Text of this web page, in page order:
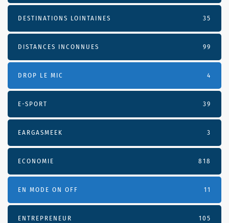
DESTINATIONS LOINTAINES 35
DISTANCES INCONNUES 99
DROP LE MIC 4
E-SPORT 39
EARGASMEEK 3
ECONOMIE 818
EN MODE ON OFF 11
ENTREPRENEUR 105